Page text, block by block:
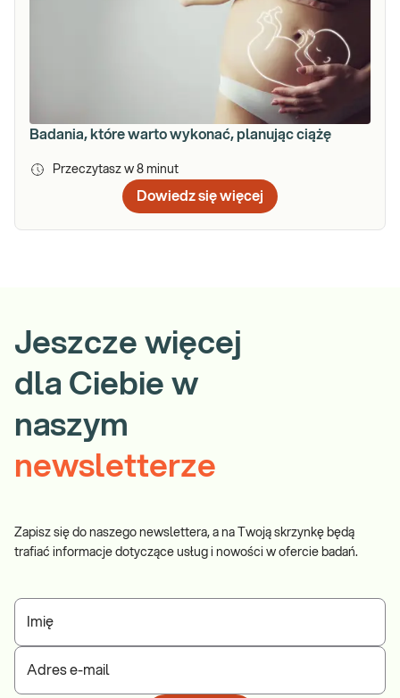
Badania, które warto wykonać, planując ciążę
Przeczytasz w 8 minut
Dowiedz się więcej
Jeszcze więcej
dla Ciebie w
naszym
newsletterze
Zapisz się do naszego newslettera, a na Twoją skrzynkę będą
trafiać informacje dotyczące usług i nowości w ofercie badań.
Imię
Adres e-mail